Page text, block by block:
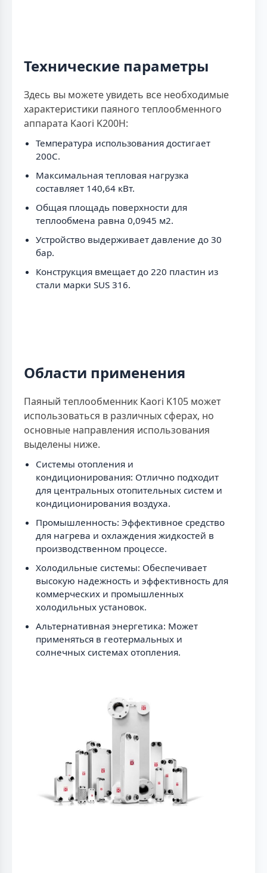
Технические параметры
Здесь вы можете увидеть все необходимые
характеристики паяного теплообменного
аппарата Kaori K200H:
Температура использования достигает
200C.
Максимальная тепловая нагрузка
составляет 140,64 кВт.
Общая площадь поверхности для
теплообмена равна 0,0945 м2.
Устройство выдерживает давление до 30
бар.
Конструкция вмещает до 220 пластин из
стали марки SUS 316.
Области применения
Паяный теплообменник Kaori K105 может
использоваться в различных сферах, но
основные направления использования
выделены ниже.
Системы отопления и
кондиционирования: Отлично подходит
для центральных отопительных систем и
кондиционирования воздуха.
Промышленность: Эффективное средство
для нагрева и охлаждения жидкостей в
производственном процессе.
Холодильные системы: Обеспечивает
высокую надежность и эффективность для
коммерческих и промышленных
холодильных установок.
Альтернативная энергетика: Может
применяться в геотермальных и
солнечных системах отопления.